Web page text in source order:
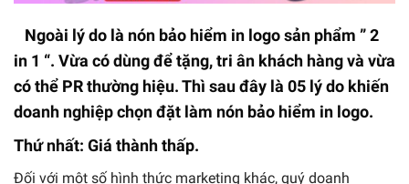
Ngoài lý do là nón bảo hiểm in logo sản phẩm ” 2
in 1 “. Vừa có dùng để tặng, tri ân khách hàng và vừa
có thể PR thường hiệu. Thì sau đây là 05 lý do khiến
doanh nghiệp chọnđặt làm nón bảo hiểm in logo.
Thứ nhất: Giá thành thấp.
Đối với một số hình thức marketing khác, quý doanh